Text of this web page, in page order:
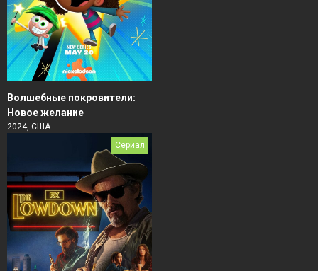
Волшебные покровители:
Новое желание
2024, США
Сериал